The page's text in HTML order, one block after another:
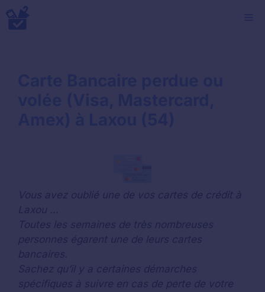
Aller
au
Vous avez oublié une de vos cartes de crédit à
Laxou …
Toutes les semaines de très nombreuses
personnes égarent une de leurs cartes
bancaires.
Sachez qu’il y a certaines démarches
spécifiques à suivre en cas de perte de votre